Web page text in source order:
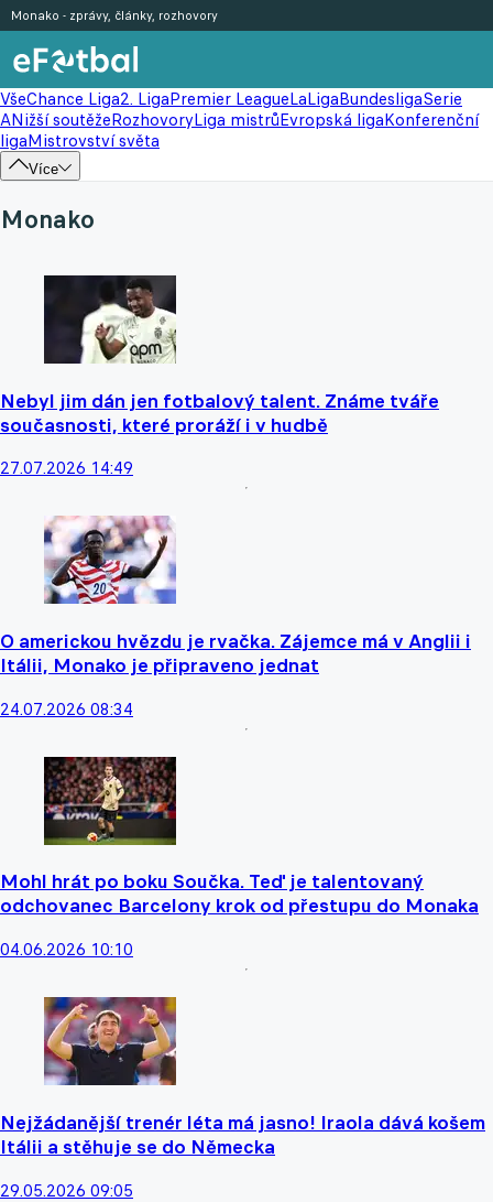
VšeChance Liga2. LigaPremier LeagueLaLigaBundesligaSerie
ANižší soutěžeRozhovoryLiga mistrůEvropská ligaKonferenční
ligaMistrovství světa
Více
Monako - zprávy, články, rozhovory
Monako
Nebyl jim dán jen fotbalový talent. Známe tváře
současnosti, které proráží i v hudbě
27.07.2026 14:49
O americkou hvězdu je rvačka. Zájemce má v Anglii i
Itálii, Monako je připraveno jednat
24.07.2026 08:34
Mohl hrát po boku Součka. Teď je talentovaný
odchovanec Barcelony krok od přestupu do Monaka
04.06.2026 10:10
Nejžádanější trenér léta má jasno! Iraola dává košem
Itálii a stěhuje se do Německa
29.05.2026 09:05